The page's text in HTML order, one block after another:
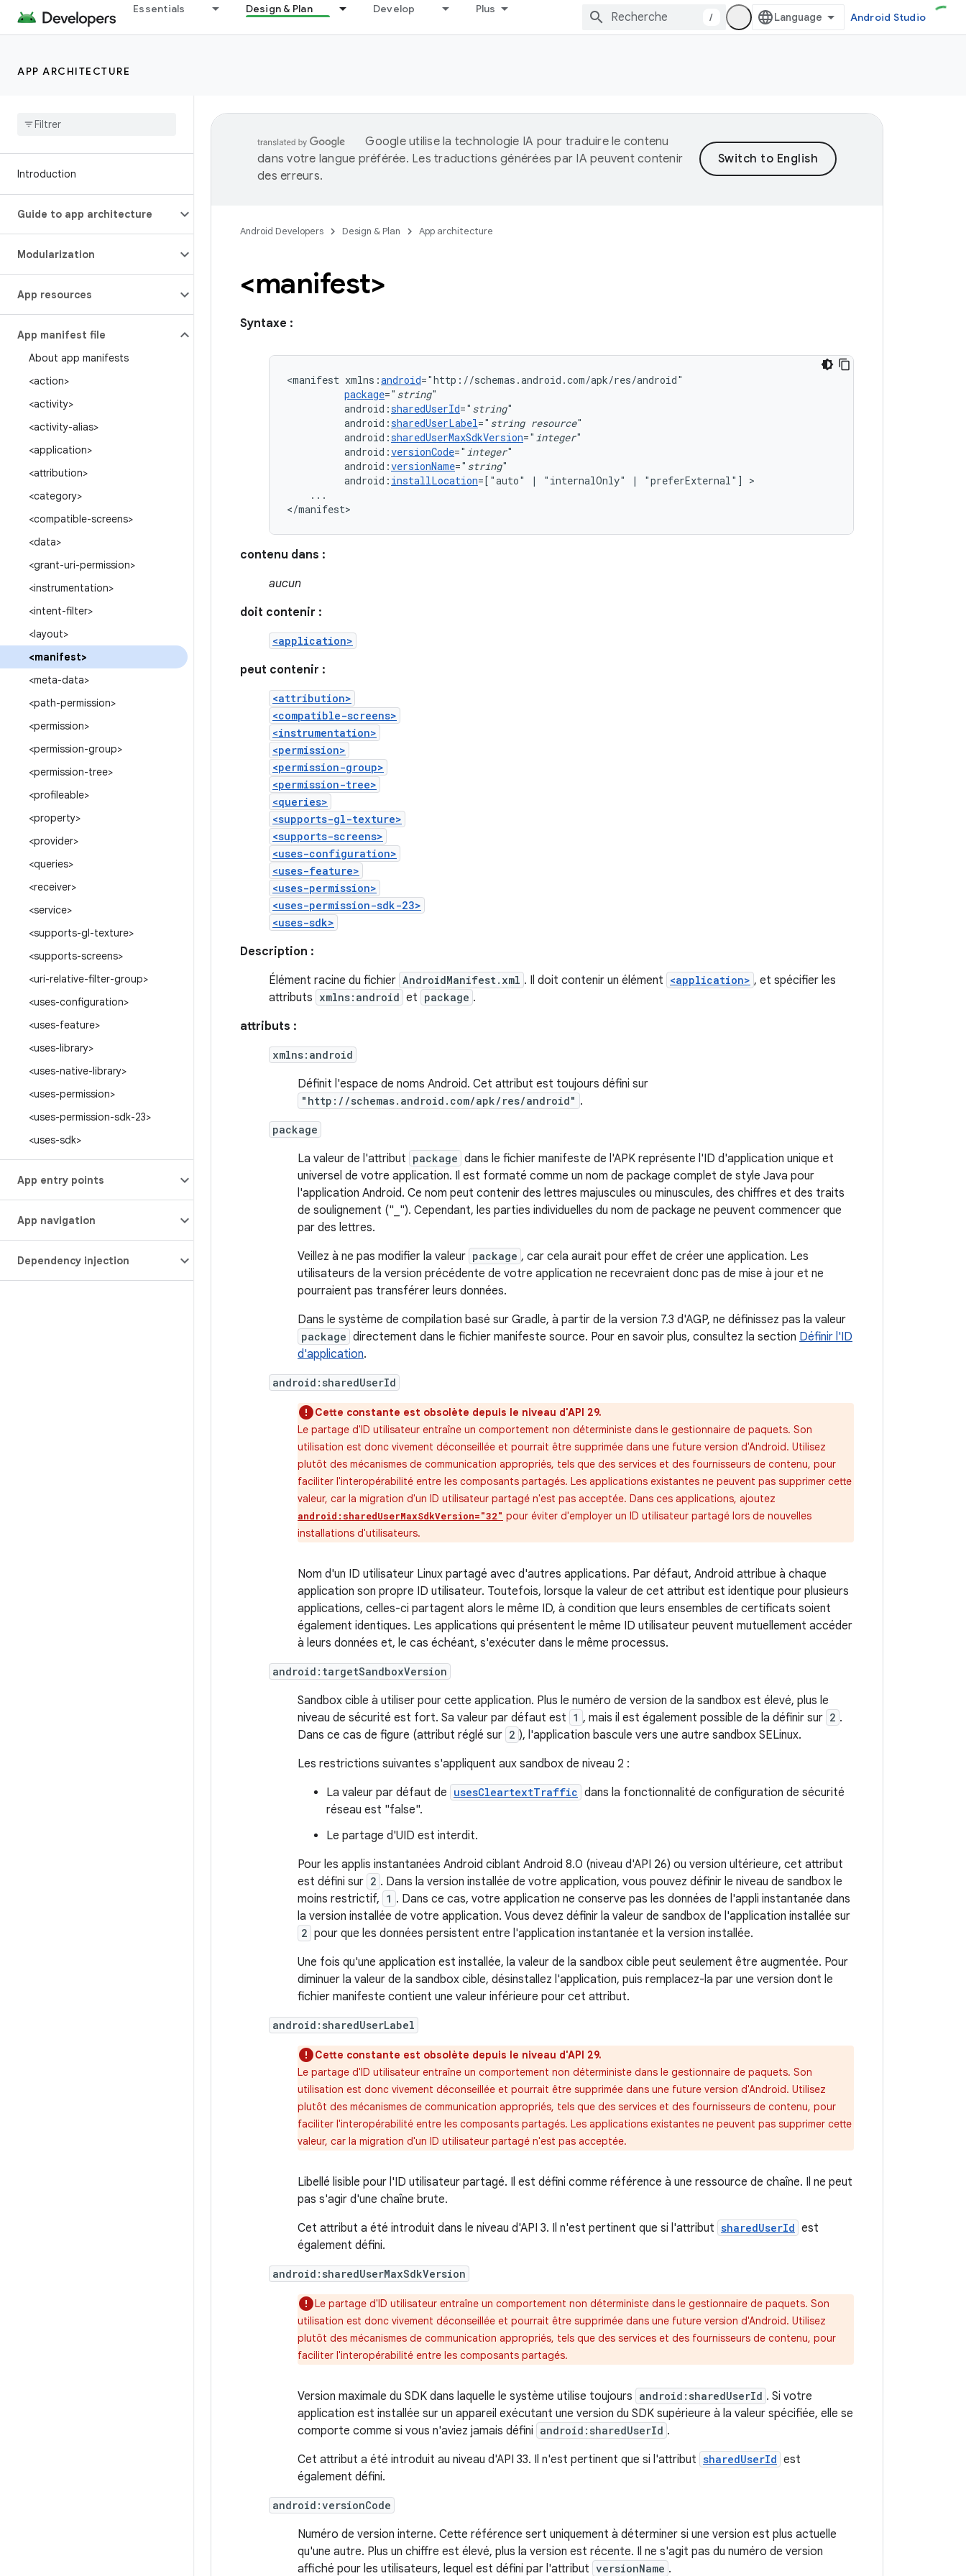
Essentials Design & Plan Develop Plus
/ Android Studio
APP ARCHITECTURE
Introduction
Guide to app architecture
Modularization
App resources
App manifest file
About app manifests
<action>
<activity>
<activity-alias>
<application>
<attribution>
<category>
<compatible-screens>
<data>
<grant-uri-permission>
<instrumentation>
<intent-filter>
<layout>
<manifest>
<meta-data>
<path-permission>
<permission>
<permission-group>
<permission-tree>
<profileable>
<property>
<provider>
<queries>
<receiver>
<service>
<supports-gl-texture>
<supports-screens>
<uri-relative-filter-group>
<uses-configuration>
<uses-feature>
<uses-library>
<uses-native-library>
<uses-permission>
<uses-permission-sdk-23>
<uses-sdk>
App entry points
App navigation
Dependency injection
Google utilise la technologie IA pour traduire le contenu
dans votre langue préférée. Les traductions générées par IA peuvent contenir
des erreurs.
Android Developers Design & Plan App architecture
<manifest>
Syntaxe :
<manifest xmlns:android
package=" string
android:sharedUserId=" string
android:sharedUserLabel=" string resource"
android:sharedUserMaxSdkVersion=" integer
android:versionCode=" integer
android:versionName=" string
android: installLocation=["auto" | "internalOnly" | "preferExternal"]
...
</manifest>
contenu dans :
aucun
doit contenir :
<application>
peut contenir :
<attribution>
<compatible-screens>
<instrumentation>
<permission>
<permission-group>
<permission-tree>
<queries>
<supports-gl-texture>
<supports-screens>
<uses-configuration>
<uses-feature>
<uses-permission>
<uses-permission-sdk-23>
<uses-sdk>
Description :
Élément racine du fichier AndroidManifest.xml . Il doit contenir un élément <application> , et spécifier les
attributs xmlns:android et package .
attributs :
xmlns:android
Définit l'espace de noms Android. Cet attribut est toujours défini sur
"http://schemas.android.com/apk/res/android" .
package
La valeur de l'attribut package dans le fichier manifeste de l'APK représente l'ID d'application unique et
universel de votre application. Il est formaté comme un nom de package complet de style Java pour
l'application Android. Ce nom peut contenir des lettres majuscules ou minuscules, des chiffres et des traits
de soulignement ("_"). Cependant, les parties individuelles du nom de package ne peuvent commencer que
par des lettres.
Veillez à ne pas modifier la valeur package , car cela aurait pour effet de créer une application. Les
utilisateurs de la version précédente de votre application ne recevraient donc pas de mise à jour et ne
pourraient pas transférer leurs données.
Dans le système de compilation basé sur Gradle, à partir de la version 7.3 d'AGP, ne définissez pas la valeur
package directement dans le fichier manifeste source. Pour en savoir plus, consultez la section Définir l'ID
d'application.
android:sharedUserId
Cette constante est obsolète depuis le niveau d'API 29.
Le partage d'ID utilisateur entraîne un comportement non déterministe dans le gestionnaire de paquets. Son
utilisation est donc vivement déconseillée et pourrait être supprimée dans une future version d'Android. Utilisez
plutôt des mécanismes de communication appropriés, tels que des services et des fournisseurs de contenu, pour
faciliter l'interopérabilité entre les composants partagés. Les applications existantes ne peuvent pas supprimer cette
valeur, car la migration d'un ID utilisateur partagé n'est pas acceptée. Dans ces applications, ajoutez
android:sharedUserMaxSdkVersion="32" pour éviter d'employer un ID utilisateur partagé lors de nouvelles
installations d'utilisateurs.
Nom d'un ID utilisateur Linux partagé avec d'autres applications. Par défaut, Android attribue à chaque
application son propre ID utilisateur. Toutefois, lorsque la valeur de cet attribut est identique pour plusieurs
applications, celles-ci partagent alors le même ID, à condition que leurs ensembles de certificats soient
également identiques. Les applications qui présentent le même ID utilisateur peuvent mutuellement accéder
à leurs données et, le cas échéant, s'exécuter dans le même processus.
android:targetSandboxVersion
Sandbox cible à utiliser pour cette application. Plus le numéro de version de la sandbox est élevé, plus le
niveau de sécurité est fort. Sa valeur par défaut est 1 , mais il est également possible de la définir sur 2 .
Dans ce cas de figure (attribut réglé sur 2 ), l'application bascule vers une autre sandbox SELinux.
Les restrictions suivantes s'appliquent aux sandbox de niveau 2 :
La valeur par défaut de usesCleartextTraffic dans la fonctionnalité de configuration de sécurité
réseau est "false".
Le partage d'UID est interdit.
Pour les applis instantanées Android ciblant Android 8.0 (niveau d'API 26) ou version ultérieure, cet attribut
est défini sur 2 . Dans la version installée de votre application, vous pouvez définir le niveau de sandbox le
moins restrictif, 1 . Dans ce cas, votre application ne conserve pas les données de l'appli instantanée dans
la version installée de votre application. Vous devez définir la valeur de sandbox de l'application installée sur
2 pour que les données persistent entre l'application instantanée et la version installée.
Une fois qu'une application est installée, la valeur de la sandbox cible peut seulement être augmentée. Pour
diminuer la valeur de la sandbox cible, désinstallez l'application, puis remplacez-la par une version dont le
fichier manifeste contient une valeur inférieure pour cet attribut.
android:sharedUserLabel
Cette constante est obsolète depuis le niveau d'API 29.
Le partage d'ID utilisateur entraîne un comportement non déterministe dans le gestionnaire de paquets. Son
utilisation est donc vivement déconseillée et pourrait être supprimée dans une future version d'Android. Utilisez
plutôt des mécanismes de communication appropriés, tels que des services et des fournisseurs de contenu, pour
faciliter l'interopérabilité entre les composants partagés. Les applications existantes ne peuvent pas supprimer cette
valeur, car la migration d'un ID utilisateur partagé n'est pas acceptée.
Libellé lisible pour l'ID utilisateur partagé. Il est défini comme référence à une ressource de chaîne. Il ne peut
pas s'agir d'une chaîne brute.
Cet attribut a été introduit dans le niveau d'API 3. Il n'est pertinent que si l'attribut sharedUserId est
également défini.
android:sharedUserMaxSdkVersion
Le partage d'ID utilisateur entraîne un comportement non déterministe dans le gestionnaire de paquets. Son
utilisation est donc vivement déconseillée et pourrait être supprimée dans une future version d'Android. Utilisez
plutôt des mécanismes de communication appropriés, tels que des services et des fournisseurs de contenu, pour
faciliter l'interopérabilité entre les composants partagés.
Version maximale du SDK dans laquelle le système utilise toujours android:sharedUserId . Si votre
application est installée sur un appareil exécutant une version du SDK supérieure à la valeur spécifiée, elle se
comporte comme si vous n'aviez jamais défini android:sharedUserId .
Cet attribut a été introduit au niveau d'API 33. Il n'est pertinent que si l'attribut sharedUserId est
également défini.
android:versionCode
Numéro de version interne. Cette référence sert uniquement à déterminer si une version est plus actuelle
qu'une autre. Plus un chiffre est élevé, plus la version est récente. Il ne s'agit pas du numéro de version
affiché pour les utilisateurs, lequel est défini par l'attribut versionName .